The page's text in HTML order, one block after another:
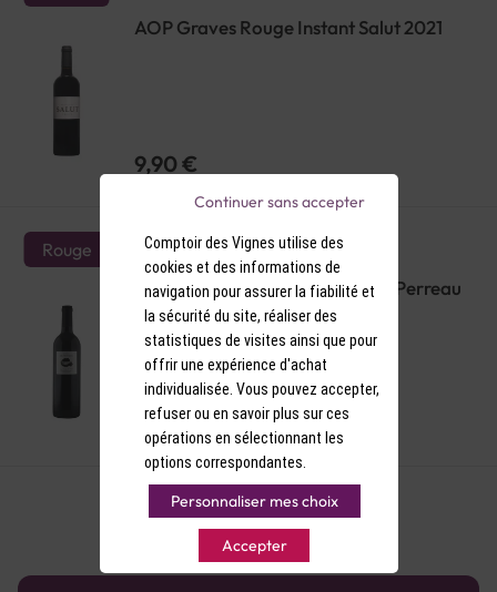
AOP Graves Rouge Instant Salut 2021
9,90 €
Rouge
AOP Bergerac Rouge Domaine Perreau
Pierre Et Eau 2022
8,90 €
Comptoir des Vignes utilise des
cookies et des informations de
navigation pour assurer la fiabilité et
la sécurité du site, réaliser des
statistiques de visites ainsi que pour
offrir une expérience d'achat
individualisée. Vous pouvez accepter,
refuser ou en savoir plus sur ces
opérations en sélectionnant les
options correspondantes.
Personnaliser mes choix
Accepter
Continuer sans accepter